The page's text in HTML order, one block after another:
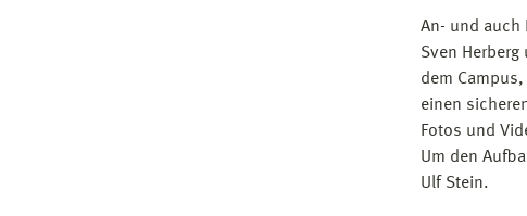
An- und auch
Sven
dem
einen
Fotos und
Um den
Ulf Stein.